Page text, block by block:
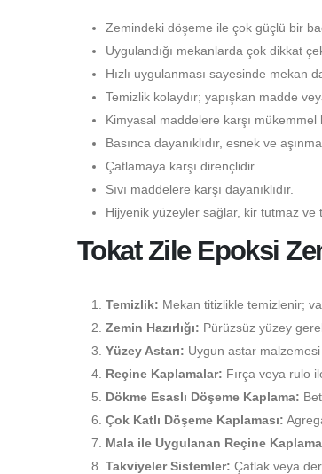
Zemindeki döşeme ile çok güçlü bir
Uygulandığı mekanlarda çok dikkat
Hızlı uygulanması sayesinde mekan
Temizlik kolaydır; yapışkan madde
Kimyasal maddelere karşı mükemmel
Basınca dayanıklıdır, esnek ve
Çatlamaya karşı dirençlidir.
Sıvı maddelere karşı dayanıklıdır.
Hijyenik yüzeyler sağlar, kir tutmaz ve
Tokat Zile Epoksi
Temizlik: Mekan titizlikle temizlenir;
Zemin Hazırlığı: Pürüzsüz yüzey
Yüzey Astarı: Uygun astar
Reçine Kaplamalar: Fırça veya rulo
Dökme Esaslı Döşeme Kaplama:
Çok Katlı Döşeme Kaplaması:
Mala ile Uygulanan Reçine
Takviyeler Sistemler: Çatlak veya